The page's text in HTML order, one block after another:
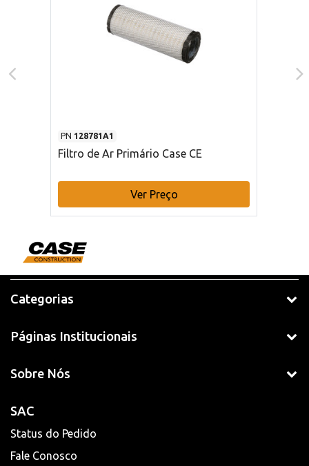
PN 128781A1
Filtro de Ar Primário Case CE
Ver Preço
Categorias
Páginas Institucionais
Sobre Nós
SAC
Status do Pedido
Fale Conosco